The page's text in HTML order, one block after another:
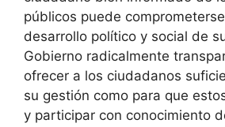
públicos puede
desarrollo político y social de
Gobierno radicalmente
ofrecer a los ciudadanos
su gestión como para que
y participar con conocimiento